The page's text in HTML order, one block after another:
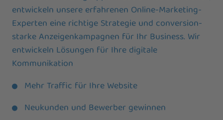
entwickeln unsere erfahrenen Online-Marketing-
Experten eine richtige Strategie und conversion-
starke Anzeigenkampagnen für Ihr Business. Wir
entwickeln Lösungen für Ihre digitale
Kommunikation
Mehr Traffic für Ihre Website
Neukunden und Bewerber gewinnen